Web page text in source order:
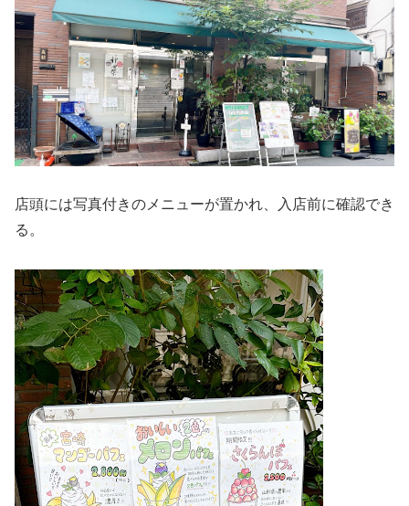
店頭には写真付きのメニューが置かれ、入店前に確認でき
る。